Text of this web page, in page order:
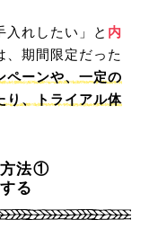
め
入れしたい」と 内
、期間限定だった
ペーンや、一定の
り、トライアル体
方法①
る